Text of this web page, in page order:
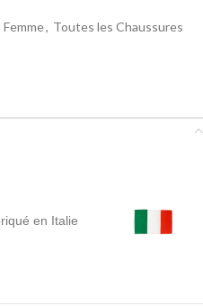
Femme, Toutes les Chaussures
en Italie